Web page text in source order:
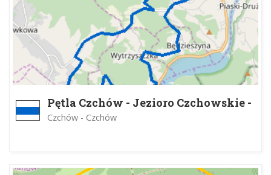
Pętla Czchów - Jezioro Czchowskie -
Czchów
Czchów - Czchów